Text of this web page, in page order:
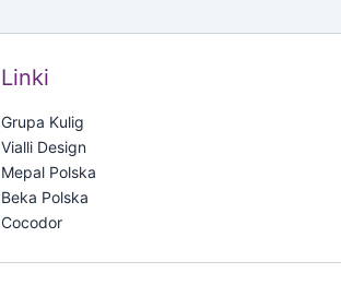
Linki
Grupa Kulig
Vialli Design
Mepal Polska
Beka Polska
Cocodor